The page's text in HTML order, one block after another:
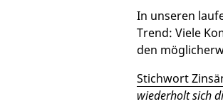
In unseren
Trend: Viele
den
Stichwort
wiederholt sich